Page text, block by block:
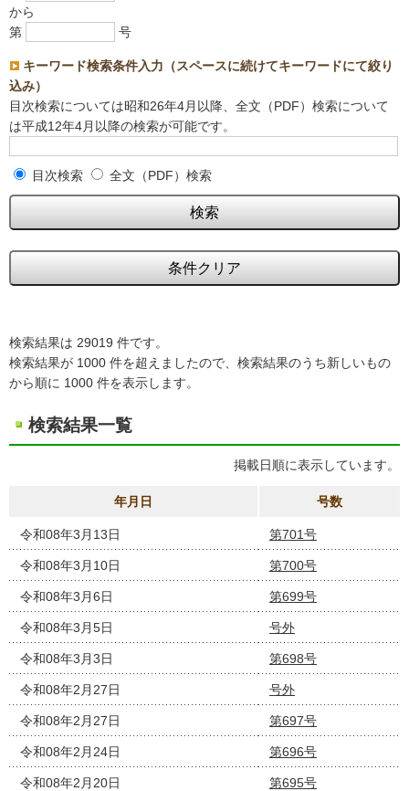
から
第
号
キーワード検索条件入力（スペースに続けてキーワードにて絞り
込み）
目次検索については昭和26年4月以降、全文（PDF）検索について
は平成12年4月以降の検索が可能です。
目次検索 全文（PDF）検索
検索結果は 29019 件です。
検索結果が 1000 件を超えましたので、検索結果のうち新しいもの
から順に 1000 件を表示します。
検索結果一覧
掲載日順に表示しています。
年月日 号数
令和08年3月13日 第701号
令和08年3月10日 第700号
令和08年3月6日 第699号
令和08年3月5日 号外
令和08年3月3日 第698号
令和08年2月27日 号外
令和08年2月27日 第697号
令和08年2月24日 第696号
令和08年2月20日 第695号